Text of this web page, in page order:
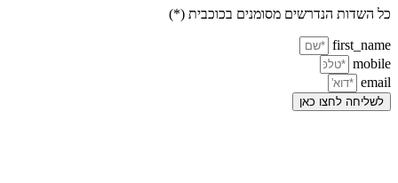
כל השדות הנדרשים מסומנים בכוכבית (*)
first_name
mobile
email
לשליחה לחצו כאן